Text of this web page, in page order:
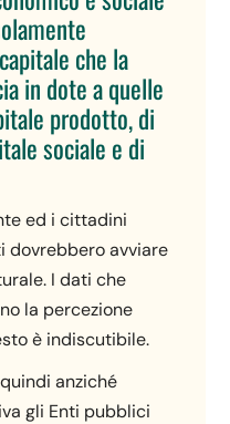
che la
in dote a quelle
prodotto, di
sociale e di
ed i cittadini
dovrebbero avviare
I dati che
la percezione
è indiscutibile.
anziché
gli Enti pubblici